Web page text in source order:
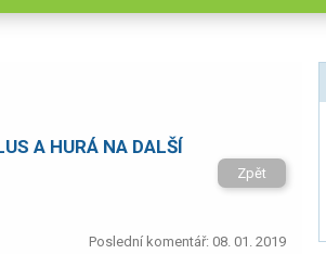
A HURÁ NA DALŠÍ
Zpět
Poslední komentář: 08. 01. 2019